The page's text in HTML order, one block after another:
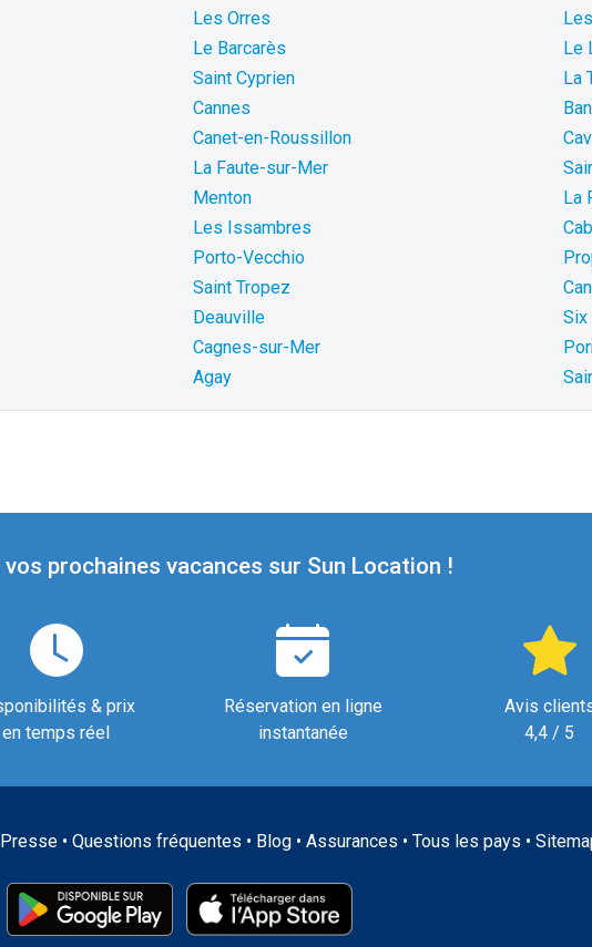
Les Orres
Le Barcarès
Le
Saint Cyprien
La
Cannes
Canet-en-Roussillon
La Faute-sur-Mer
Menton
La
Les Issambres
Porto-Vecchio
Saint Tropez
Deauville
Six
Cagnes-sur-Mer
Agay
vos prochaines vacances sur Sun Location !
& prix
en temps réel
Réservation en ligne
instantanée
Avis
4,4 / 5
• Questions fréquentes • Blog• Assurances • Tous les pays •